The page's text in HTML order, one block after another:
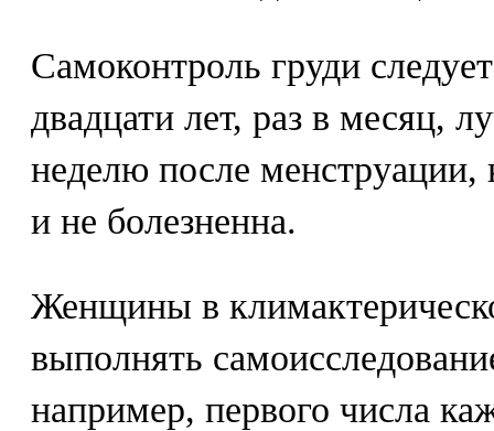
Самоконтроль груди
двадцати лет, раз в месяц,
неделю после менструации,
и не болезненна.
Женщины в
выполнять
например, первого числа